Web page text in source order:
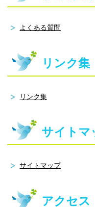
よくある質問
リンク集
リンク集
サイトマ
サイトマップ
アクセス